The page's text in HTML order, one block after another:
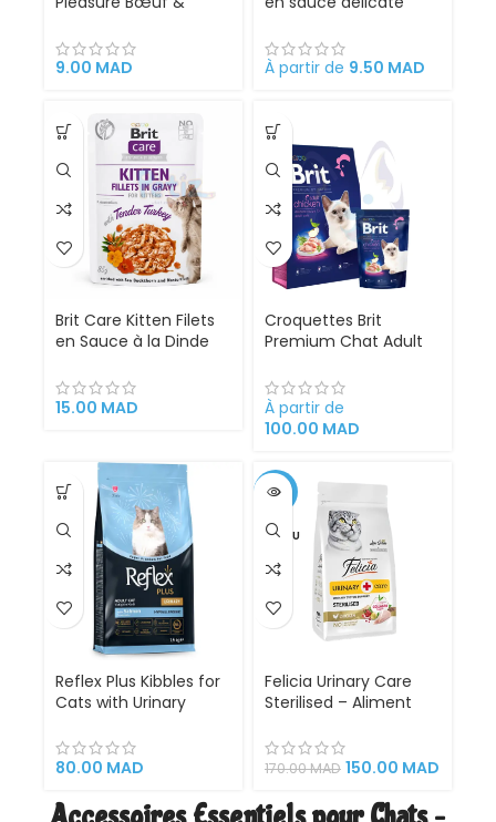
Premium pour Chat
Adulte en Sauce
9.00 MAD À partir de 9.50 MAD
Brit Care Kitten Filets
en Sauce à la Dinde
pour Chaton
15.00 MAD
Croquettes Brit
Premium Chat Adult
Protéines Animales –
Soutien de la Peau et
du Pelage – Santé
Renforcement du
Système Immunitaire
À partir de
100.00 MAD
Reflex Plus Kibbles for
Cats with Urinary
Salmon
80.00 MAD
-12%
VENDU
Felicia Urinary Care
Sterilised – Aliment
complet pour chats
stérilisés (Poulet, 2 kg)
170.00MAD 150.00 MAD